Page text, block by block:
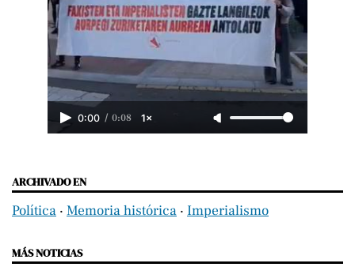
0:00 / 0:08 1×
ARCHIVADO EN
Política ‧ Memoria histórica ‧ Imperialismo
MÁS NOTICIAS